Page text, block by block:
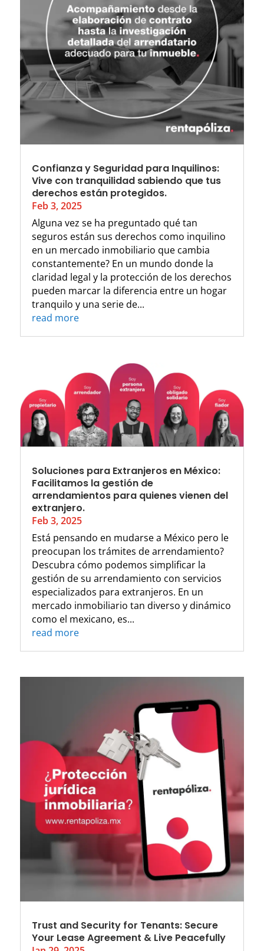
Confianza y Seguridad para Inquilinos:
Vive con tranquilidad sabiendo que tus
derechos están protegidos.
Feb 3, 2025
Alguna vez se ha preguntado qué tan
seguros están sus derechos como inquilino
en un mercado inmobiliario que cambia
constantemente? En un mundo donde la
claridad legal y la protección de los derechos
pueden marcar la diferencia entre un hogar
tranquilo y una serie de...
read more
Soluciones para Extranjeros en México:
Facilitamos la gestión de
arrendamientos para quienes vienen del
extranjero.
Feb 3, 2025
Está pensando en mudarse a México pero le
preocupan los trámites de arrendamiento?
Descubra cómo podemos simplificar la
gestión de su arrendamiento con servicios
especializados para extranjeros. En un
mercado inmobiliario tan diverso y dinámico
como el mexicano, es...
read more
Trust and Security for Tenants: Secure
Your Lease Agreement & Live Peacefully